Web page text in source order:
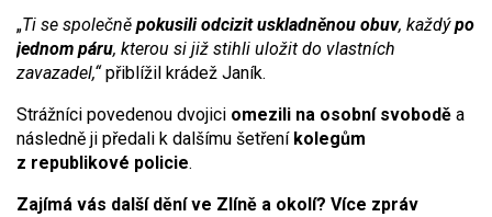
„Ti se společně pokusili odcizit uskladněnou obuv, každýpo
jednom páru, kterou si již stihli uložit do vlastních
zavazadel,“přiblížil krádež Janík.
Strážníci povedenou dvojici omezili na osobní svobodě a
následně ji předali k dalšímu šetření kolegům
z republikové policie.
Zajímá vás další dění ve Zlíně a okolí? Více zpráv